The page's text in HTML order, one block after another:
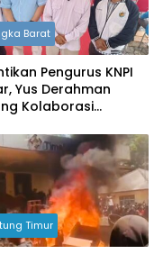
Barat
Pengurus KNPI
Yus Derahman
Kolaborasi
Timur